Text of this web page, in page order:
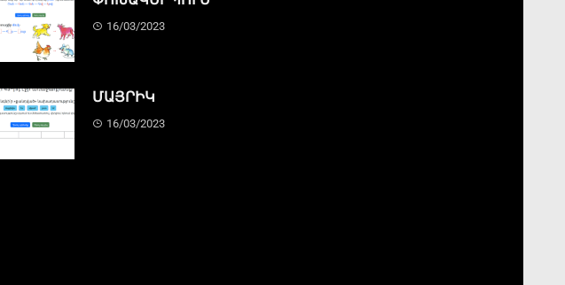
16/03/2023
ՄԱՅՐԻԿ
16/03/2023